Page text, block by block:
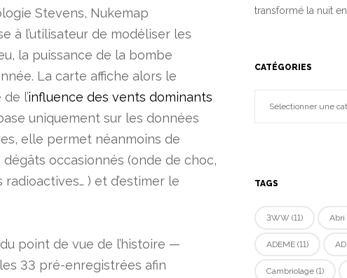
Stevens, Nukemap
à l’utilisateur de modéliser les
la puissance de la bombe
La carte affiche alors le
l’influence des vents dominants
uniquement sur les données
elle permet néanmoins de
dégâts occasionnés (onde de choc,
) et d’estimer le
point de vue de l’histoire —
33 pré-enregistrées afin
transformé la nuit
CATÉGORIES
TAGS
3WW(11) Abri
ADEME(11)
Cambriolage(1)